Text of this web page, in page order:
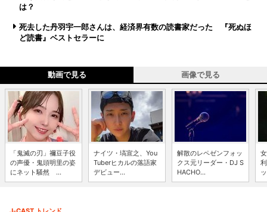
は？
死去した丹羽宇一郎さんは、経済界有数の読書家だった 『死ぬほ
ど読書』ベストセラーに
動画で見る 画像で見る
「鬼滅の刃」禰豆子役
の声優・鬼頭明里の姿
にネット騒然 ...
ナイツ・塙宣之、You
Tuberヒカルの落語家
デビュー...
解散のレペゼンフォッ
クス元リーダー・DJ S
HACHO...